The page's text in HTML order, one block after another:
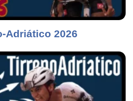
Adriático 2026